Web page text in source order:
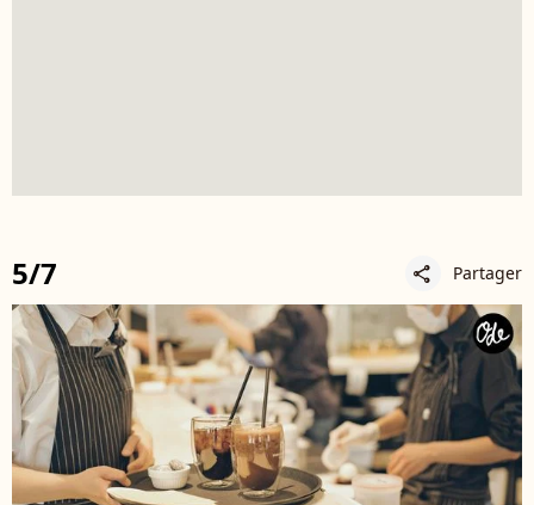
5/7 share Partager